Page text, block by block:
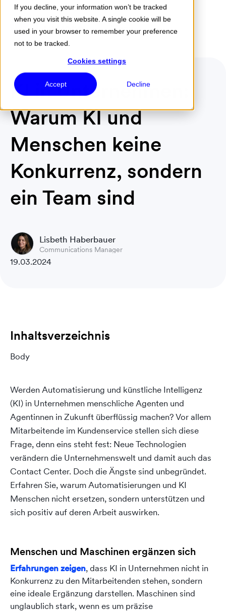
If you decline, your information won’t be tracked
when you visit this website. A single cookie will be
used in your browser to remember your preference
not to be tracked.
Cookies settings
Accept Decline
Menu
KI in Unternehmen:
Warum KI und
Menschen keine
Konkurrenz, sondern
ein Team sind
Lisbeth Haberbauer
Communications Manager
19.03.2024
Inhaltsverzeichnis
Body
Werden Automatisierung und künstliche Intelligenz
(KI) in Unternehmen menschliche Agenten und
Agentinnen in Zukunft überflüssig machen? Vor allem
Mitarbeitende im Kundenservice stellen sich diese
Frage, denn eins steht fest: Neue Technologien
verändern die Unternehmenswelt und damit auch das
Contact Center. Doch die Ängste sind unbegründet.
Erfahren Sie, warum Automatisierungen und KI
Menschen nicht ersetzen, sondern unterstützen und
sich positiv auf deren Arbeit auswirken.
Menschen und Maschinen ergänzen sich
Erfahrungen zeigen, dass KI in Unternehmen nicht in
Konkurrenz zu den Mitarbeitenden stehen, sondern
eine ideale Ergänzung darstellen. Maschinen sind
unglaublich stark, wenn es um präzise